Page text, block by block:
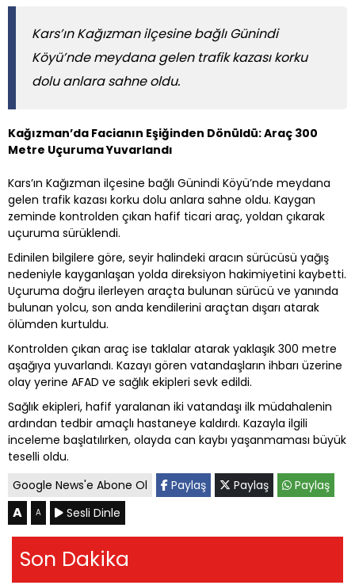
Kars’ın Kağızman ilçesine bağlı Günindi
Köyü’nde meydana gelen trafik kazası korku
dolu anlara sahne oldu.
Kağızman’da Facianın Eşiğinden Dönüldü: Araç 300
Metre Uçuruma Yuvarlandı
Kars’ın Kağızman ilçesine bağlı Günindi Köyü’nde meydana
gelen trafik kazası korku dolu anlara sahne oldu. Kaygan
zeminde kontrolden çıkan hafif ticari araç, yoldan çıkarak
uçuruma sürüklendi.
Edinilen bilgilere göre, seyir halindeki aracın sürücüsü yağış
nedeniyle kayganlaşan yolda direksiyon hakimiyetini kaybetti.
Uçuruma doğru ilerleyen araçta bulunan sürücü ve yanında
bulunan yolcu, son anda kendilerini araçtan dışarı atarak
ölümden kurtuldu.
Kontrolden çıkan araç ise taklalar atarak yaklaşık 300 metre
aşağıya yuvarlandı. Kazayı gören vatandaşların ihbarı üzerine
olay yerine AFAD ve sağlık ekipleri sevk edildi.
Sağlık ekipleri, hafif yaralanan iki vatandaşı ilk müdahalenin
ardından tedbir amaçlı hastaneye kaldırdı. Kazayla ilgili
inceleme başlatılırken, olayda can kaybı yaşanmaması büyük
teselli oldu.
Google News'e Abone Ol
Paylaş Paylaş Paylaş
A A Sesli Dinle
Son Dakika